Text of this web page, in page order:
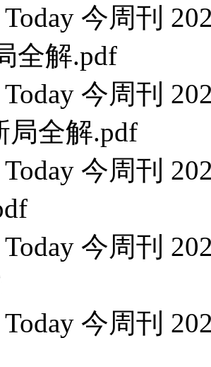
Today 今周刊
全解.pdf
Today 今周刊
局全解.pdf
Today 今周刊
Today 今周刊
Today 今周刊